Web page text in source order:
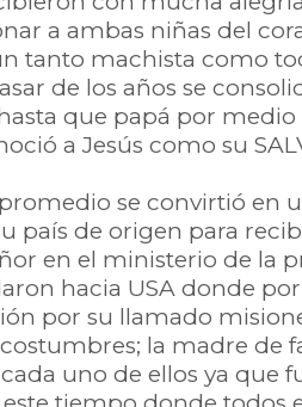
a ambas niñas del
tanto machista como
de los años se
que papá por
a Jesús como su
se convirtió en
país de origen para
en el ministerio de la
hacia USA donde
por su llamado
la madre de
uno de ellos ya que